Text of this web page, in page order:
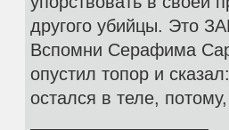
другого убийцы. Это
Вспомни Серафима
опустил топор и
остался в теле,